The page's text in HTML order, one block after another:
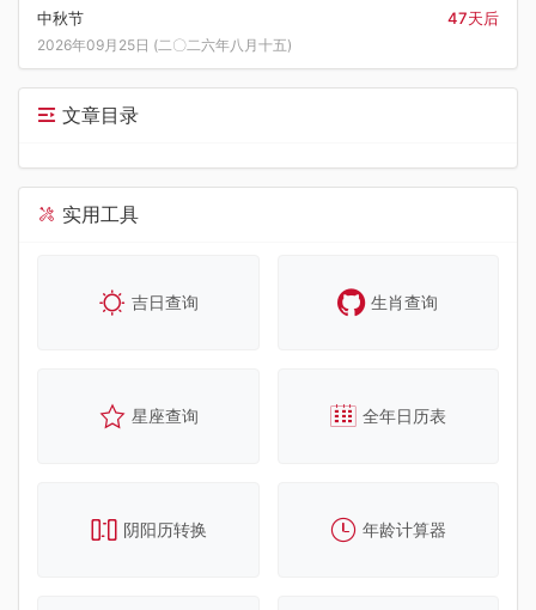
中秋节 47天后
2026年09月25日 (二〇二六年八月十五)
文章目录
实用工具
吉日查询 生肖查询
星座查询 全年日历表
阴阳历转换 年龄计算器